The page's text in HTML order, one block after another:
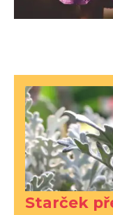
Starček